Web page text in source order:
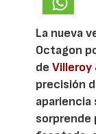
La nueva
Octagon
deVilleroy
precisión
apariencia
sorprende